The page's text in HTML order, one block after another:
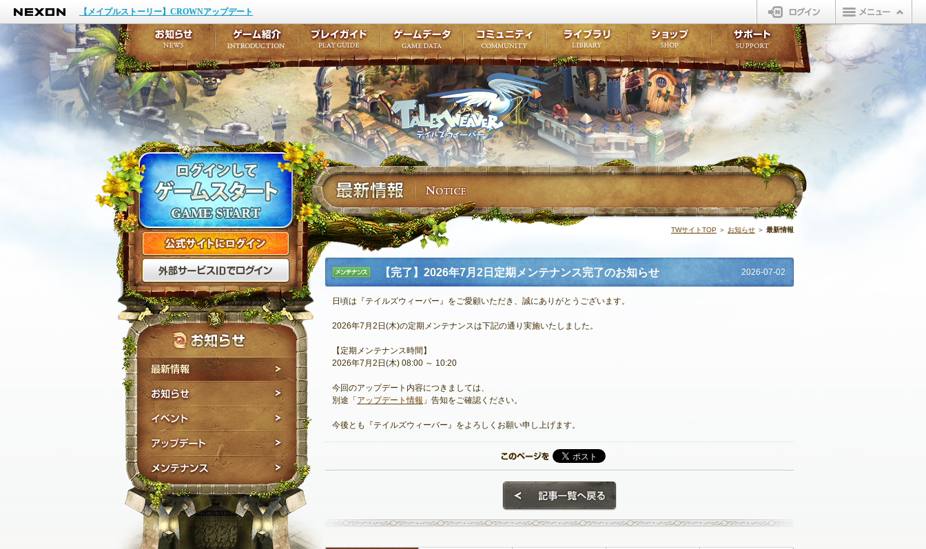
NEXON
【メイプルストーリー】CROWNアップデート
ログイン
テイルズウィーバー
公式サイトにログイン
外部サービスIDでログイン
最新情報
お知らせ
TWサイトTOP ＞ お知らせ ＞ 最新情報
メンテナ
ンス
【完了】2026年7月2日定期メンテナンス完了のお知らせ 2026-07-02
日頃は『テイルズウィーバー』をご愛顧いただき、誠にありがとうございます。
2026年7月2日(木)の定期メンテナンスは下記の通り実施いたしました。
【定期メンテナンス時間】
2026年7月2日(木) 08:00 ～ 10:20
今回のアップデート内容につきましては、
別途「 アップデート情報 」告知をご確認ください。
今後とも『テイルズウィーバー』をよろしくお願い申し上げます。
お知らせ
イベント
アップデート
メンテナンス
ゲーム紹介
ここだけは知っておこうプレイガイド
ワープポイント
ゲームデータ
ルーンスキル
コミュニティ
コミュニティポイントライブラリ
LINEスタンプ
ショップ
販売アイテム
ビューティーショップ
オープンマーケット
不具合対応状況